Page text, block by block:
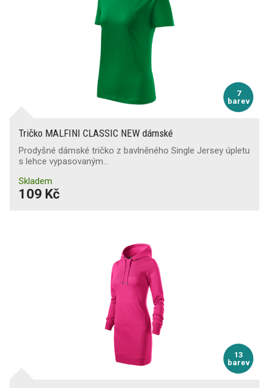
7
barev
Tričko MALFINI CLASSIC NEW dámské
Prodyšné dámské tričko z bavlněného Single Jersey úpletu
s lehce vypasovaným…
Skladem
109 Kč
13
barev